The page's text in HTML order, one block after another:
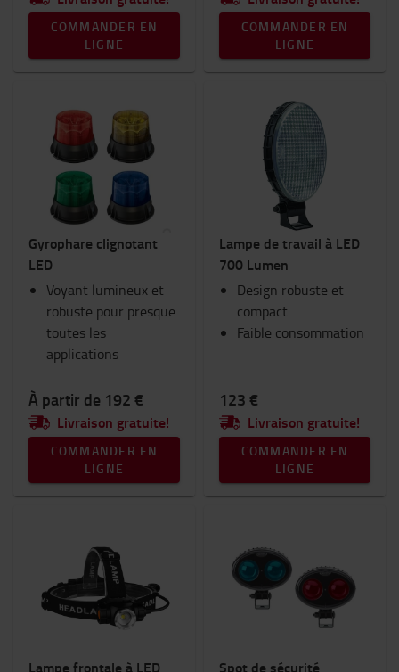
COMMANDER EN
LIGNE
COMMANDER EN
LIGNE
Gyrophare clignotant
LED
Voyant lumineux et
robuste pour presque
toutes les
applications
À partir de 192 €
Livraison gratuite!
COMMANDER EN
LIGNE
Lampe de travail à LED
700 Lumen
Design robuste et
compact
Faible consommation
123 €
Livraison gratuite!
COMMANDER EN
LIGNE
Lampe frontale à LED
Spot de sécurité